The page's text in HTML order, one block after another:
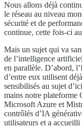
Nous allons déjà
le réseau au niveau
sécurité et de
continue, cette fois-ci
Mais un sujet qui va
de l’intelligence
en parallèle. D’abord,
d’entre eux utilisent
sensibilisés au sujet
mains notre
Microsoft Azure et
contrôlés d’IA
utilisateurs et a